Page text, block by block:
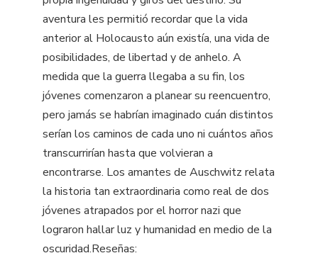
aventura les permitió recordar que la vida
anterior al Holocausto aún existía, una vida de
posibilidades, de libertad y de anhelo. A
medida que la guerra llegaba a su fin, los
jóvenes comenzaron a planear su reencuentro,
pero jamás se habrían imaginado cuán distintos
serían los caminos de cada uno ni cuántos años
transcurrirían hasta que volvieran a
encontrarse. Los amantes de Auschwitz relata
la historia tan extraordinaria como real de dos
jóvenes atrapados por el horror nazi que
lograron hallar luz y humanidad en medio de la
oscuridad.Reseñas: